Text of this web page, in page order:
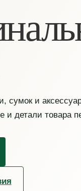
сумок и
и детали товара